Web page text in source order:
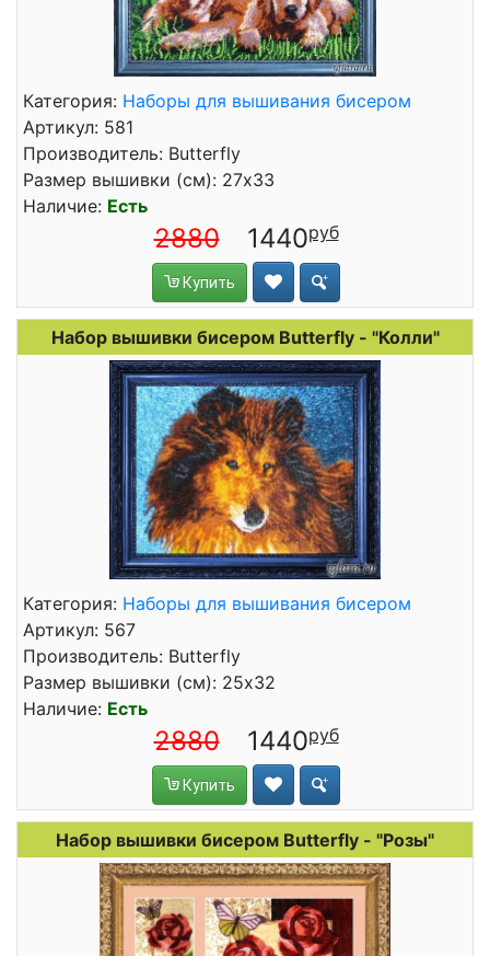
Категория: Наборы для вышивания бисером
Артикул: 581
Производитель: Butterfly
Размер вышивки (см): 27x33
Наличие: Есть
2880 1440
Купить
Набор вышивки бисером Butterfly - "Колли"
Категория: Наборы для вышивания бисером
Артикул: 567
Производитель: Butterfly
Размер вышивки (см): 25x32
Наличие: Есть
2880 1440
Купить
Набор вышивки бисером Butterfly - "Розы"